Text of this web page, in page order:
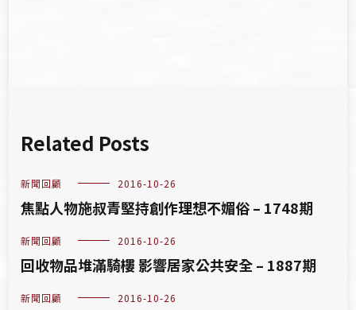
Related Posts
新聞回顧 2016-10-26
焦點人物施叔青堅持創作理想不媚俗 – 1748期
新聞回顧 2016-10-26
回收物品堆滿騎樓 影響居家公共安全 – 1887期
新聞回顧 2016-10-26